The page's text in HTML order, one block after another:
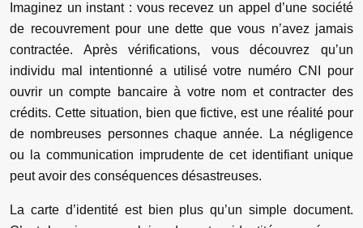
Imaginez un instant : vous recevez un appel d’une société
de recouvrement pour une dette que vous n’avez jamais
contractée. Après vérifications, vous découvrez qu’un
individu mal intentionné a utilisé votre numéro CNI pour
ouvrir un compte bancaire à votre nom et contracter des
crédits. Cette situation, bien que fictive, est une réalité pour
de nombreuses personnes chaque année. La négligence
ou la communication imprudente de cet identifiant unique
peut avoir des conséquences désastreuses.
La carte d’identité est bien plus qu’un simple document.